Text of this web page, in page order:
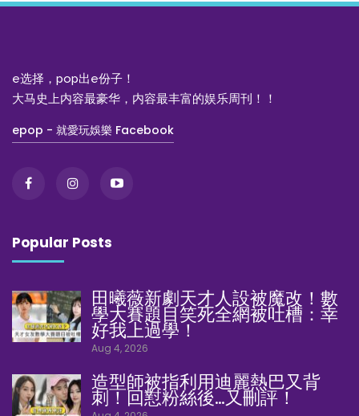
e选择，pop出e份子！
大马史上内容最豪华，内容最丰富的娱乐周刊！！
epop - 就愛玩娛樂 Facebook
Popular Posts
田曦薇新劇天才人設被魔改！數
學大賽題目笑死全網被吐槽：幸
好我上過學！
Aug 4, 2026
造型師被指利用迪麗熱巴又背
刺！回懟粉絲後…又刪評！